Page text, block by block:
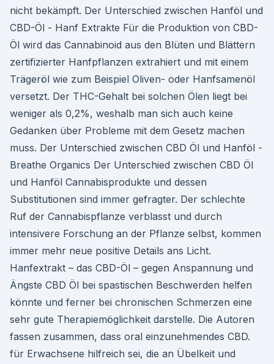
nicht bekämpft. Der Unterschied zwischen Hanföl und
CBD-Öl - Hanf Extrakte Für die Produktion von CBD-
Öl wird das Cannabinoid aus den Blüten und Blättern
zertifizierter Hanfpflanzen extrahiert und mit einem
Trägeröl wie zum Beispiel Oliven- oder Hanfsamenöl
versetzt. Der THC-Gehalt bei solchen Ölen liegt bei
weniger als 0,2%, weshalb man sich auch keine
Gedanken über Probleme mit dem Gesetz machen
muss. Der Unterschied zwischen CBD Öl und Hanföl -
Breathe Organics Der Unterschied zwischen CBD Öl
und Hanföl Cannabisprodukte und dessen
Substitutionen sind immer gefragter. Der schlechte
Ruf der Cannabispflanze verblasst und durch
intensivere Forschung an der Pflanze selbst, kommen
immer mehr neue positive Details ans Licht.
Hanfextrakt – das CBD-Öl – gegen Anspannung und
Ängste CBD Öl bei spastischen Beschwerden helfen
könnte und ferner bei chronischen Schmerzen eine
sehr gute Therapiemöglichkeit darstelle. Die Autoren
fassen zusammen, dass oral einzunehmendes CBD.
für Erwachsene hilfreich sei, die an Übelkeit und